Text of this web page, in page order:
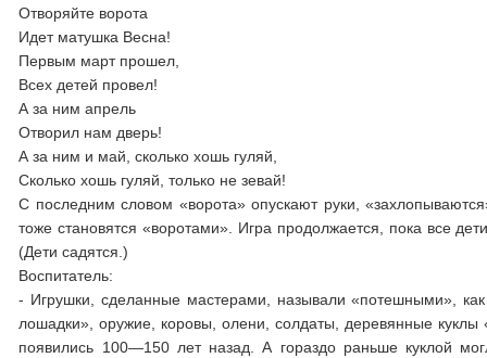
Отворяйте ворота
Идет матушка Весна!
Первым март прошел,
Всех детей провел!
А за ним апрель
Отворил нам дверь!
А за ним и май, сколько хошь гуляй,
Сколько хошь гуляй, только не зевай!
С последним словом «ворота» опускают руки,
тоже становятся «воротами». Игра продолжается, пока все
(Дети садятся.)
Воспитатель:
- Игрушки, сделанные мастерами, называли «по­тешными»,
лошадки», оружие, коровы, олени, солдаты, деревянные
появились 100—150 лет назад. А гораздо раньше куклой